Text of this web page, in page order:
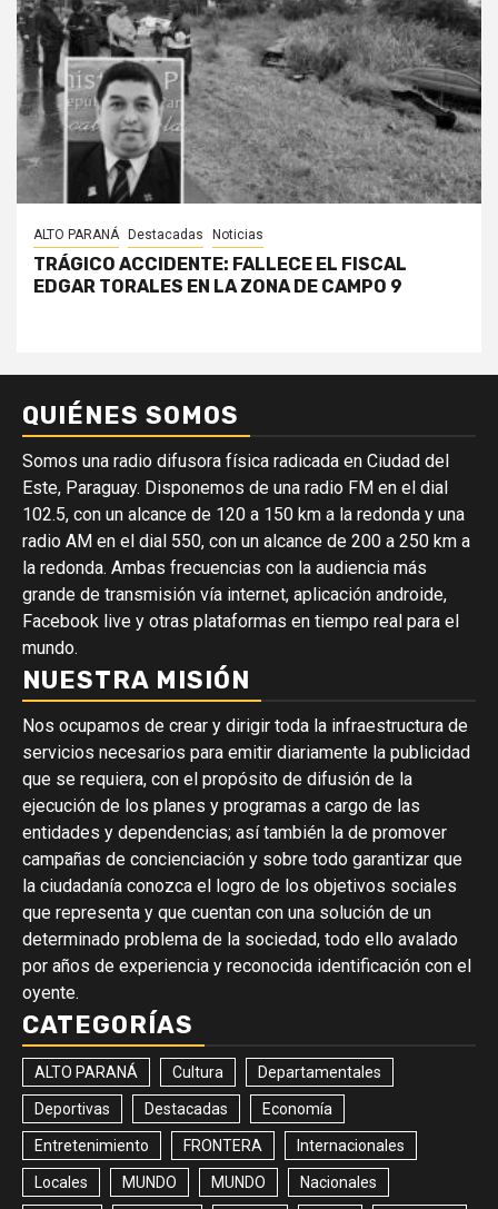
ALTO PARANÁ Destacadas Noticias
TRÁGICO ACCIDENTE: FALLECE EL FISCAL
EDGAR TORALES EN LA ZONA DE CAMPO 9
QUIÉNES SOMOS
Somos una radio difusora física radicada en Ciudad del
Este, Paraguay. Disponemos de una radio FM en el dial
102.5, con un alcance de 120 a 150 km a la redonda y una
radio AM en el dial 550, con un alcance de 200 a 250 km a
la redonda. Ambas frecuencias con la audiencia más
grande de transmisión vía internet, aplicación androide,
Facebook live y otras plataformas en tiempo real para el
mundo.
NUESTRA MISIÓN
Nos ocupamos de crear y dirigir toda la infraestructura de
servicios necesarios para emitir diariamente la publicidad
que se requiera, con el propósito de difusión de la
ejecución de los planes y programas a cargo de las
entidades y dependencias; así también la de promover
campañas de concienciación y sobre todo garantizar que
la ciudadanía conozca el logro de los objetivos sociales
que representa y que cuentan con una solución de un
determinado problema de la sociedad, todo ello avalado
por años de experiencia y reconocida identificación con el
oyente.
CATEGORÍAS
ALTO PARANÁ Cultura Departamentales
Deportivas Destacadas Economía
Entretenimiento FRONTERA Internacionales
Locales MUNDO MUNDO Nacionales